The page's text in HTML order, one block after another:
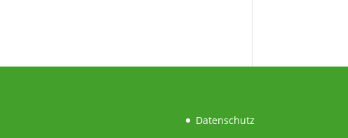
Datenschutz